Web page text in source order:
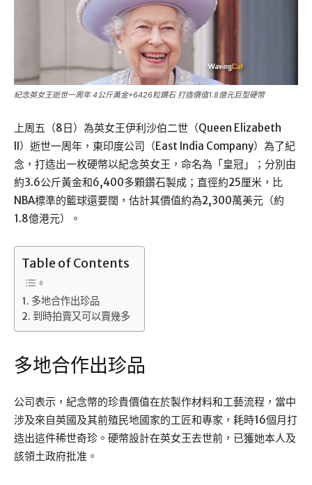
紀念英女王逝世一周年 4公斤黃金+6426粒鑽石 打造價值1.8億元巨型硬幣
上周五（8日）為英女王伊利沙伯二世（Queen Elizabeth
II）逝世一周年，東印度公司（East India Company）為了紀
念，打造出一枚硬幣以紀念英女王，命名為「皇冠」；分別由
約3.6公斤黃金和6,400多顆鑽石製成；直徑約25厘米，比
NBA標準的籃球還要闊，估計其價值約為2,300萬美元（約
1.8億港元）。
Table of Contents
多地合作出珍品
到時拍賣又可以賣幾多
多地合作出珍品
公司表示，紀念幣的珍貴價值在於製作材料和工藝流程，當中
涉及來自英國及其前殖民地國家的工匠和專家，耗時16個月打
造出這件稀世奇珍。硬幣設計在英女王去世前，已獲她本人及
該領土政府批准。